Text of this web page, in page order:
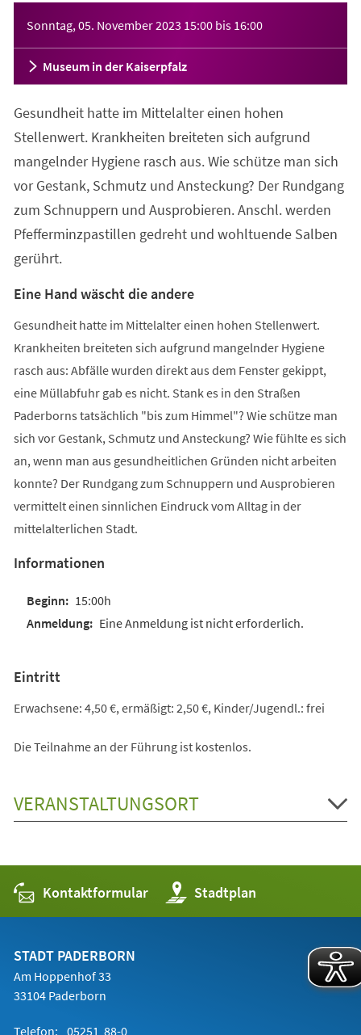
Sonntag, 05. November 2023 15:00 bis 16:00
Museum in der Kaiserpfalz
Gesundheit hatte im Mittelalter einen hohen
Stellenwert. Krankheiten breiteten sich aufgrund
mangelnder Hygiene rasch aus. Wie schütze man sich
vor Gestank, Schmutz und Ansteckung? Der Rundgang
zum Schnuppern und Ausprobieren. Anschl. werden
Pfefferminzpastillen gedreht und wohltuende Salben
gerührt.
Eine Hand wäscht die andere
Gesundheit hatte im Mittelalter einen hohen Stellenwert.
Krankheiten breiteten sich aufgrund mangelnder Hygiene
rasch aus: Abfälle wurden direkt aus dem Fenster gekippt,
eine Müllabfuhr gab es nicht. Stank es in den Straßen
Paderborns tatsächlich "bis zum Himmel"? Wie schütze man
sich vor Gestank, Schmutz und Ansteckung? Wie fühlte es sich
an, wenn man aus gesundheitlichen Gründen nicht arbeiten
konnte? Der Rundgang zum Schnuppern und Ausprobieren
vermittelt einen sinnlichen Eindruck vom Alltag in der
mittelalterlichen Stadt.
Informationen
15:00h
Eine Anmeldung ist nicht erforderlich.
Eintritt
Erwachsene: 4,50 €, ermäßigt: 2,50 €, Kinder/Jugendl.: frei
Die Teilnahme an der Führung ist kostenlos.
VERANSTALTUNGSORT
Kontaktformular Stadtplan
(Öffnet
in
einem
STADT PADERBORN
Am Hoppenhof 33
33104 Paderborn
Telefon: 05251 88-0